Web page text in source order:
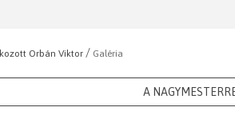
Orbán Viktor / Galéria
A